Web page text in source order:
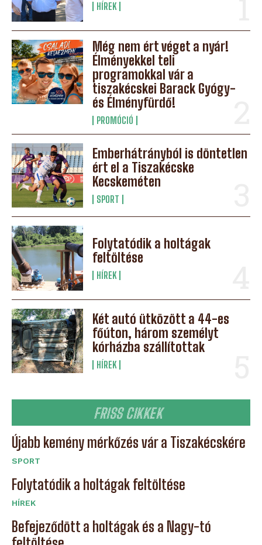
HÍREK
Még nem ért véget a nyár!
Élményekkel teli
programokkal vár a
tiszakécskei Barack Gyógy-
és Élményfürdő!
PROMÓCIÓ
Emberhátrányból is döntetlen
ért el a Tiszakécske
Kecskeméten
SPORT
Folytatódik a holtágak
feltöltése
HÍREK
Két autó ütközött a 44-es
főúton, három személyt
kórházba szállítottak
HÍREK
FRISS CIKKEK
Újabb kemény mérkőzés vár a Tiszakécskére
SPORT
Folytatódik a holtágak feltöltése
HÍREK
Befejeződött a holtágak és a Nagy-tó